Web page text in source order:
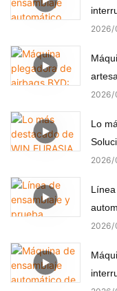
2026
2026
Lo
para
2026
2026